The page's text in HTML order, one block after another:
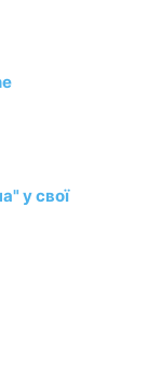
у свої